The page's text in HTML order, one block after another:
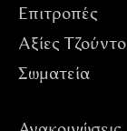
Επιτροπές
Αξίες Tζούντο
Σωματεία